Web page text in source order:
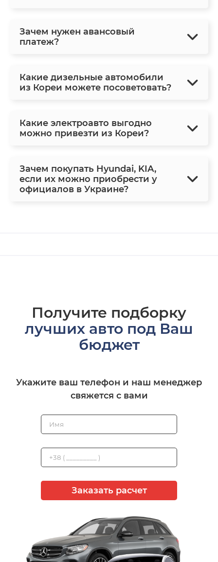
Зачем нужен авансовый
платеж?
Какие дизельные автомобили
из Кореи можете посоветовать?
Какие электроавто выгодно
можно привезти из Кореи?
Зачем покупать Hyundai, KIA,
если их можно приобрести у
официалов в Украине?
Получите подборку
лучших авто под Ваш
бюджет
Укажите ваш телефон и наш менеджер
свяжется с вами
Заказать расчет